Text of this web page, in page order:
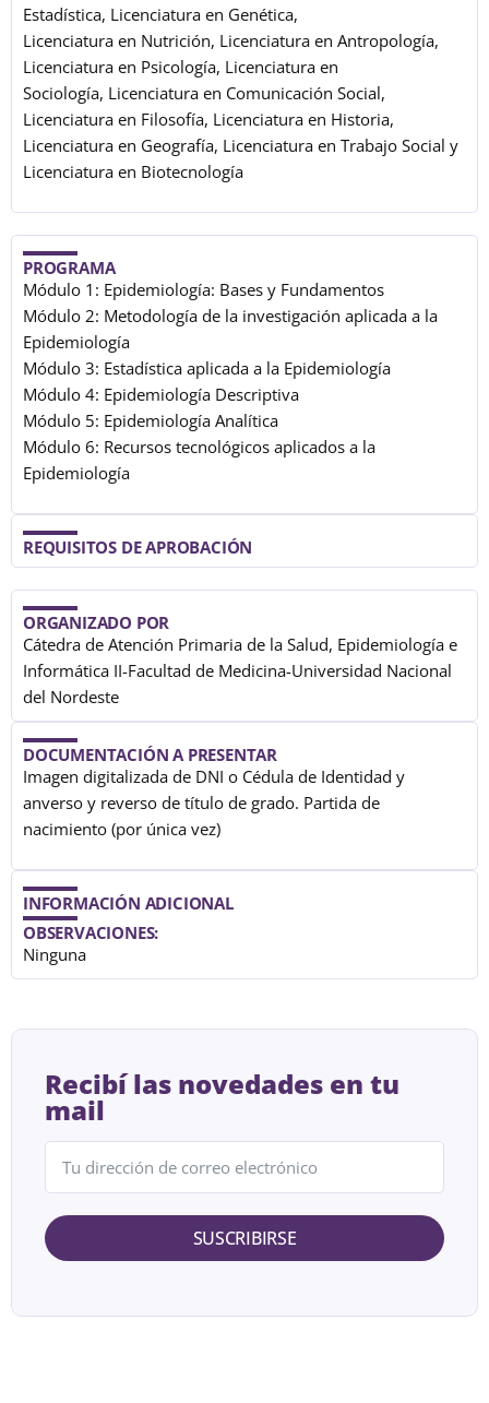
Estadística, Licenciatura en Genética,
Licenciatura en Nutrición, Licenciatura en Antropología,
Licenciatura en Psicología, Licenciatura en
Sociología, Licenciatura en Comunicación Social,
Licenciatura en Filosofía, Licenciatura en Historia,
Licenciatura en Geografía, Licenciatura en Trabajo Social y
Licenciatura en Biotecnología
PROGRAMA
Módulo 1: Epidemiología: Bases y Fundamentos
Módulo 2: Metodología de la investigación aplicada a la
Epidemiología
Módulo 3: Estadística aplicada a la Epidemiología
Módulo 4: Epidemiología Descriptiva
Módulo 5: Epidemiología Analítica
Módulo 6: Recursos tecnológicos aplicados a la
Epidemiología
REQUISITOS DE APROBACIÓN
ORGANIZADO POR
Cátedra de Atención Primaria de la Salud, Epidemiología e
Informática II-Facultad de Medicina-Universidad Nacional
del Nordeste
DOCUMENTACIÓN A PRESENTAR
Imagen digitalizada de DNI o Cédula de Identidad y
anverso y reverso de título de grado. Partida de
nacimiento (por única vez)
INFORMACIÓN ADICIONAL
OBSERVACIONES:
Ninguna
Recibí las novedades en tu
mail
SUSCRIBIRSE